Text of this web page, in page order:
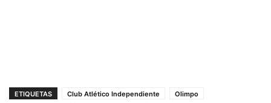
ETIQUETAS Club Atlético Independiente
Olimpo